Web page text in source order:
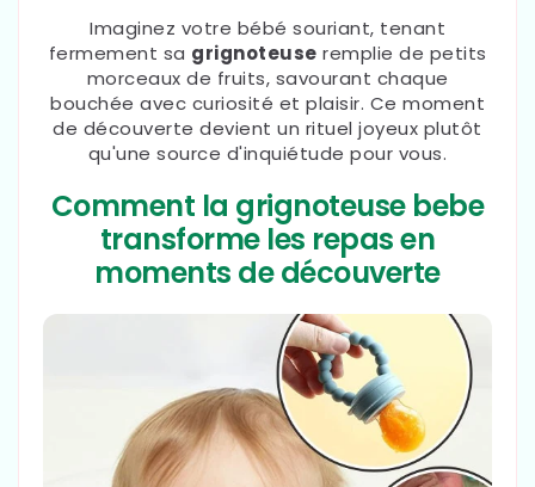
Imaginez votre bébé souriant, tenant
fermement sa grignoteuse remplie de petits
morceaux de fruits, savourant chaque
bouchée avec curiosité et plaisir. Ce moment
de découverte devient un rituel joyeux plutôt
qu'une source d'inquiétude pour vous.
Comment la grignoteuse bebe
transforme les repas en
moments de découverte